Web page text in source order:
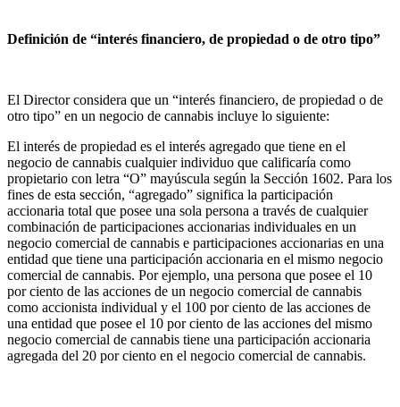
Definición de “interés financiero, de propiedad o de otro tipo”
El Director considera que un “interés financiero, de propiedad o de
otro tipo” en un negocio de cannabis incluye lo siguiente:
El interés de propiedad es el interés agregado que tiene en el
negocio de cannabis cualquier individuo que calificaría como
propietario con letra “O” mayúscula según la Sección 1602. Para los
fines de esta sección, “agregado” significa la participación
accionaria total que posee una sola persona a través de cualquier
combinación de participaciones accionarias individuales en un
negocio comercial de cannabis e participaciones accionarias en una
entidad que tiene una participación accionaria en el mismo negocio
comercial de cannabis. Por ejemplo, una persona que posee el 10
por ciento de las acciones de un negocio comercial de cannabis
como accionista individual y el 100 por ciento de las acciones de
una entidad que posee el 10 por ciento de las acciones del mismo
negocio comercial de cannabis tiene una participación accionaria
agregada del 20 por ciento en el negocio comercial de cannabis.